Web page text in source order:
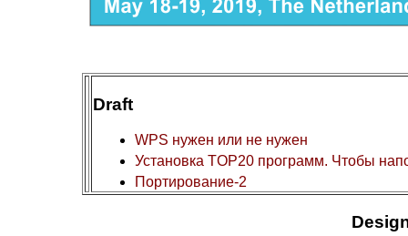
Draft
WPS нужен или не нужен
Установка TOP20 программ. Чтобы
Портирование-2